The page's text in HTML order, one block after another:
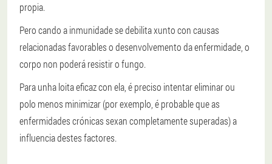
propia.
Pero cando a inmunidade se debilita xunto con causas
relacionadas favorables o desenvolvemento da enfermidade, o
corpo non poderá resistir o fungo.
Para unha loita eficaz con ela, é preciso intentar eliminar ou
polo menos minimizar (por exemplo, é probable que as
enfermidades crónicas sexan completamente superadas) a
influencia destes factores.